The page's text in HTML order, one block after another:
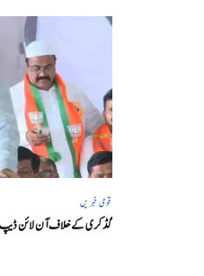
قومی خبریں
گڈکری کے خلاف آن لائن ڈیپ